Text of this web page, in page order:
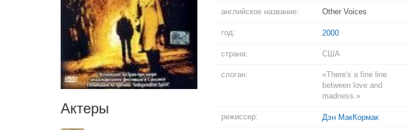
Актеры
английское название: Other Voices
год: 2000
страна: США
слоган:
«There's a fine line
between love and
madness.»
режиссер: Дэн МакКормак